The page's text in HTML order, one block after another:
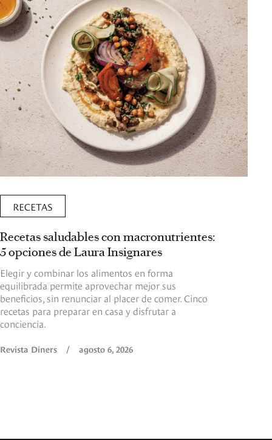
RECETAS
Recetas saludables con macronutrientes:
5 opciones de Laura Insignares
Elegir y combinar los alimentos en forma
equilibrada permite aprovechar mejor sus
beneficios, sin renunciar al placer de comer. Cinco
recetas para preparar en casa y disfrutar a
conciencia.
Revista Diners / agosto 6, 2026